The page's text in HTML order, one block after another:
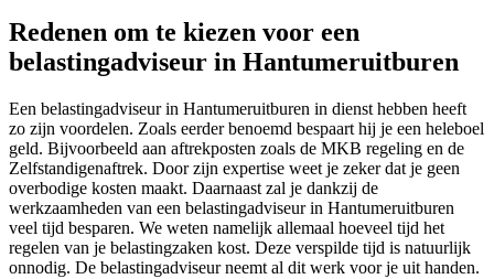
Redenen om te kiezen voor een
belastingadviseur in Hantumeruitburen
Een belastingadviseur in Hantumeruitburen in dienst hebben heeft
zo zijn voordelen. Zoals eerder benoemd bespaart hij je een heleboel
geld. Bijvoorbeeld aan aftrekposten zoals de MKB regeling en de
Zelfstandigenaftrek. Door zijn expertise weet je zeker dat je geen
overbodige kosten maakt. Daarnaast zal je dankzij de
werkzaamheden van een belastingadviseur in Hantumeruitburen
veel tijd besparen. We weten namelijk allemaal hoeveel tijd het
regelen van je belastingzaken kost. Deze verspilde tijd is natuurlijk
onnodig. De belastingadviseur neemt al dit werk voor je uit handen.